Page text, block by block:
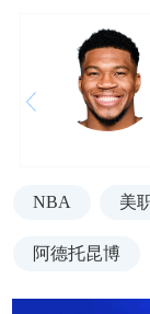
NBA 美
阿德托昆博